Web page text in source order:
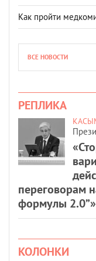
Как пройти
ВСЕ НОВОСТИ
РЕПЛИКА
переговорам
формулы
КОЛОНКИ